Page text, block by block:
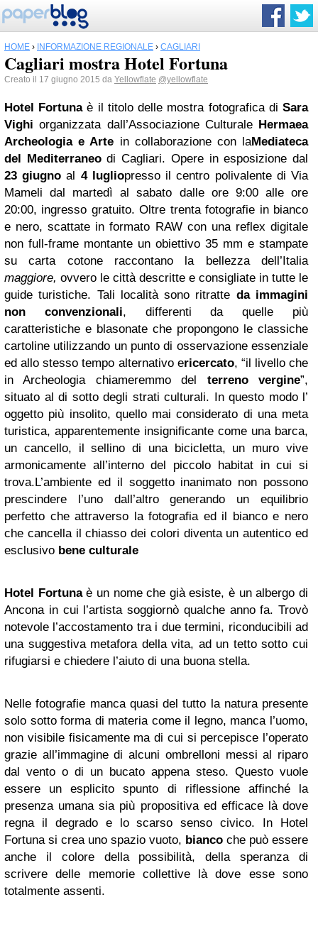
HOME › INFORMAZIONE REGIONALE › CAGLIARI
Cagliari mostra Hotel Fortuna
Creato il 17 giugno 2015 da Yellowflate @yellowflate
Hotel Fortunaè il titolo delle mostra fotografica diSara
Vighi organizzata dall’Associazione Culturale Hermaea
Archeologia e Arte in collaborazione con laMediateca
del Mediterraneodi Cagliari. Opere in esposizione dal
23 giugno al 4 lugliopresso il centro polivalente di Via
Mameli dal martedì al sabato dalle ore 9:00 alle ore
20:00, ingresso gratuito.Oltre trenta fotografie in bianco
e nero, scattate in formato RAW con una reflex digitale
non full-frame montante un obiettivo 35 mm e stampate
su carta cotone raccontano la bellezza dell’Italia
maggiore, ovvero le città descritte e consigliate in tutte le
guide turistiche. Tali località sono ritratte da immagini
non convenzionali, differenti da quelle più
caratteristiche e blasonate che propongono le classiche
cartoline utilizzando unpunto di osservazione essenziale
ed allo stesso tempo alternativo ericercato, “il livello che
in Archeologia chiameremmo del terreno vergine”,
situato al di sotto degli strati culturali. In questo modo l’
oggetto più insolito, quello mai considerato di una meta
turistica, apparentemente insignificante come una barca,
un cancello, il sellino di una bicicletta, un muro vive
armonicamente all’interno del piccolo habitat in cui si
trova.L’ambiente ed il soggetto inanimato non possono
prescindere l’uno dall’altro generando un equilibrio
perfetto che attraverso la fotografia ed il bianco e nero
che cancella il chiasso dei colori diventa un autentico ed
esclusivo bene culturale
Hotel Fortunaè un nome che già esiste, è un albergo di
Ancona in cui l’artista soggiornò qualche anno fa. Trovò
notevole l’accostamento tra i due termini, riconducibili ad
una suggestiva metafora della vita, ad un tetto sotto cui
rifugiarsi e chiedere l’aiuto di una buona stella.
Nelle fotografie manca quasi del tutto la natura presente
solo sotto forma di materia come il legno, manca l’uomo,
non visibile fisicamente ma di cui si percepisce l’operato
grazie all’immagine di alcuni ombrelloni messi al riparo
dal vento o di un bucato appena steso. Questo vuole
essere un esplicito spunto di riflessione affinché la
presenza umana sia più propositiva ed efficace là dove
regna il degrado e lo scarso senso civico. In Hotel
Fortuna si crea uno spazio vuoto, bianco che può essere
anche il colore della possibilità, della speranza di
scrivere delle memorie collettive là dove esse sono
totalmente assenti.